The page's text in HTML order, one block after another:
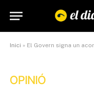
Inici » El Govern signa un acord amb
OPINIÓ